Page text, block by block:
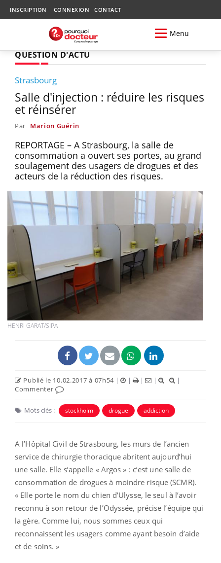
INSCRIPTION CONNEXION CONTACT
Menu
QUESTION D'ACTU
Strasbourg
Salle d'injection : réduire les risques
et réinsérer
Par Marion Guérin
REPORTAGE – A Strasbourg, la salle de
consommation a ouvert ses portes, au grand
soulagement des usagers de drogues et des
acteurs de la réduction des risques.
HENRI GARAT/SIPA
Publié le 10.02.2017 à 07h54 | | | |
|
Commenter
Mots clés : stockholm drogue addiction
A l’Hôpital Civil de Strasbourg, les murs de l’ancien
service de chirurgie thoracique abritent aujourd’hui
une salle. Elle s’appelle « Argos » : c’est une salle de
consommation de drogues à moindre risque (SCMR).
« Elle porte le nom du chien d’Ulysse, le seul à l’avoir
reconnu à son retour de l’Odyssée, précise l’équipe qui
la gère. Comme lui, nous sommes ceux qui
reconnaissent les usagers comme ayant besoin d’aide
et de soins. »